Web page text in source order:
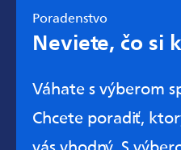
Poradenstvo
Neviete, čo si
Váhate s výberom
Chcete poradiť,